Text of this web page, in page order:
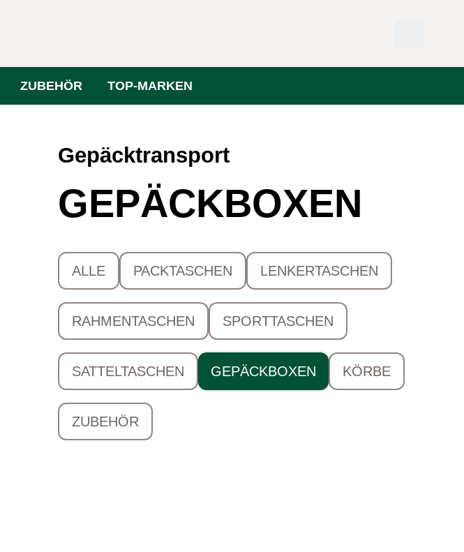
ZUBEHÖR TOP-MARKEN
Gepäcktransport
GEPÄCKBOXEN
ALLE PACKTASCHEN LENKERTASCHEN
RAHMENTASCHEN SPORTTASCHEN
SATTELTASCHEN GEPÄCKBOXEN KÖRBE
ZUBEHÖR